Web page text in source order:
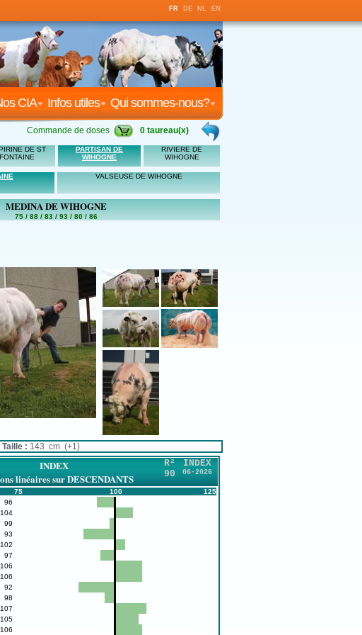
FR DE NL EN
Qui sommes-nous?
Infos utiles
CIA
Commande de doses 0 taureau(x)
DE ST
FONTAINE
PARTISAN DE
WIHOGNE
RIVIERE DE
WIHOGNE
VALSEUSE DE WIHOGNE
MEDINA DE WIHOGNE
75 / 88 / 83 / 93 / 80 / 86
Taille : 143 cm (+1)
INDEX
linéaires sur DESCENDANTS
R²
90
INDEX
06-2026
75 100
125
96
104
99
93
102
97
106
106
92
98
107
105
106